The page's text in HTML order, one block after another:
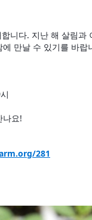
니다. 지난 해 살림
만날 수 있기를 바랍
나요!
281